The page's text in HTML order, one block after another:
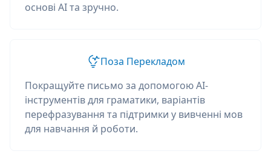
основі AI та зручно.
Поза Перекладом
Покращуйте письмо за допомогою AI-
інструментів для граматики, варіантів
перефразування та підтримки у вивченні мов
для навчання й роботи.